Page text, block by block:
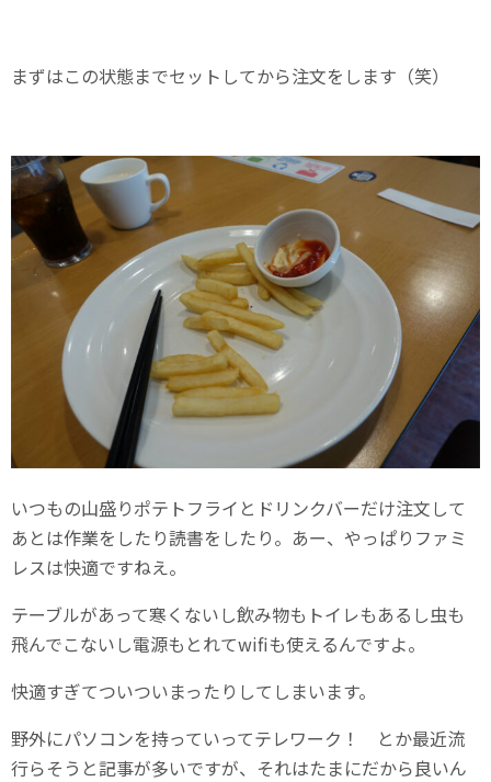
まずはこの状態までセットしてから注文をします（笑）
いつもの山盛りポテトフライとドリンクバーだけ注文して
あとは作業をしたり読書をしたり。あー、やっぱりファミ
レスは快適ですねえ。
テーブルがあって寒くないし飲み物もトイレもあるし虫も
飛んでこないし電源もとれてwifiも使えるんですよ。
快適すぎてついついまったりしてしまいます。
野外にパソコンを持っていってテレワーク！ とか最近流
行らそうと記事が多いですが、それはたまにだから良いん